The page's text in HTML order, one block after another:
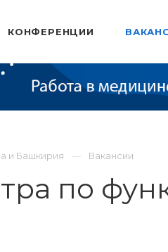
КОНФЕРЕНЦИИ
и Башкирия Вакансии
по